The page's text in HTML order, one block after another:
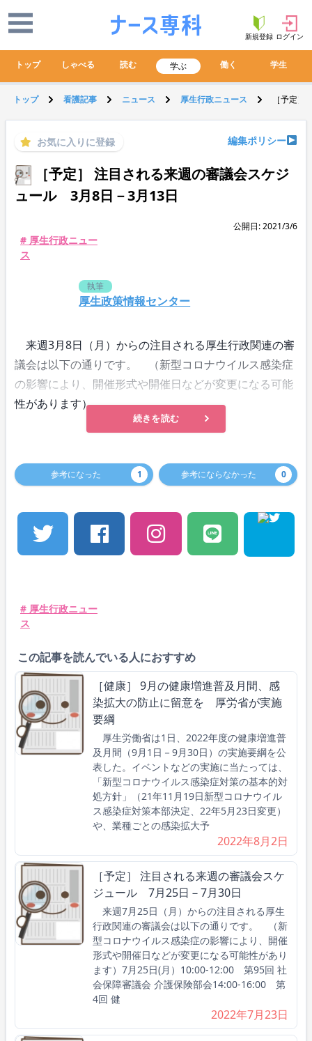
新規登録 ログイン
トップ しゃべる 読む 学ぶ 働く 学生
トップ 看護記事 ニュース 厚生行政ニュース ［予定
お気に入りに登録 編集ポリシー
［予定］ 注目される来週の審議会スケジ
ュール 3月8日－3月13日
公開日: 2021/3/6
# 厚生行政ニュー
ス
執筆
厚生政策情報センター
来週3月8日（月）からの注目される厚生行政関連の審
議会は以下の通りです。 （新型コロナウイルス感染症
の影響により、開催形式や開催日などが変更になる可能
性があります）
続きを読む
参考になった 1 参考にならなかった 0
# 厚生行政ニュー
ス
この記事を読んでいる人におすすめ
［健康］ 9月の健康増進普及月間、感
染拡大の防止に留意を 厚労省が実施
要綱
厚生労働省は1日、2022年度の健康増進普
及月間（9月1日－9月30日）の実施要綱を公
表した。イベントなどの実施に当たっては、
「新型コロナウイルス感染症対策の基本的対
処方針」（21年11月19日新型コロナウイル
ス感染症対策本部決定、22年5月23日変更）
や、業種ごとの感染拡大予
2022年8月2日
［予定］ 注目される来週の審議会スケ
ジュール 7月25日－7月30日
来週7月25日（月）からの注目される厚生
行政関連の審議会は以下の通りです。 （新
型コロナウイルス感染症の影響により、開催
形式や開催日などが変更になる可能性があり
ます）7月25日(月）10:00-12:00 第95回 社
会保障審議会 介護保険部会14:00-16:00 第
4回 健
2022年7月23日